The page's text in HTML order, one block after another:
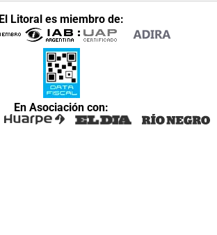
El Litoral es miembro de:
En Asociación con: